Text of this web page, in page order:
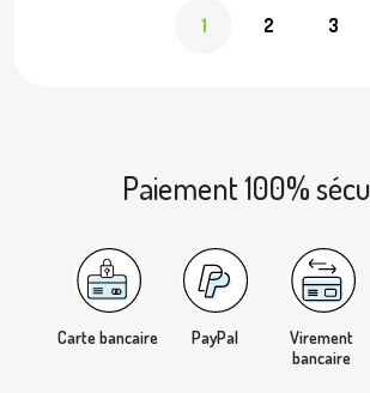
1 2 3
Paiement 100%
Carte bancaire PayPal
Virement
bancaire